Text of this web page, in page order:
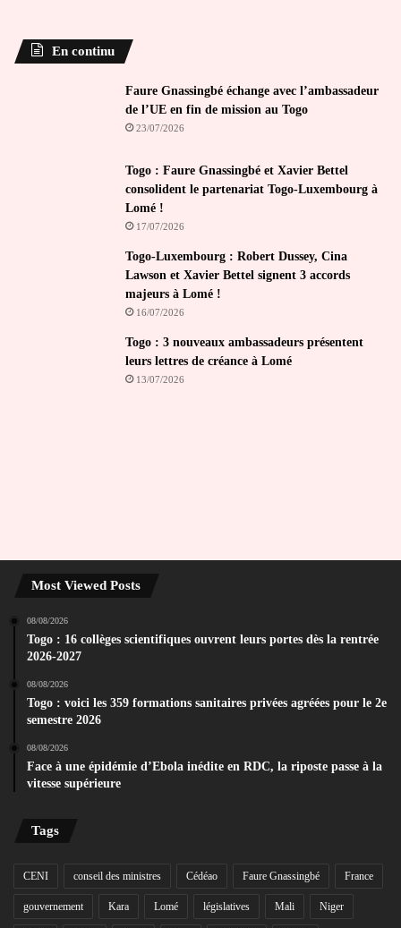
En continu
Faure Gnassingbé échange avec l’ambassadeur
de l’UE en fin de mission au Togo
23/07/2026
Togo : Faure Gnassingbé et Xavier Bettel
consolident le partenariat Togo-Luxembourg à
Lomé !
17/07/2026
Togo-Luxembourg : Robert Dussey, Cina
Lawson et Xavier Bettel signent 3 accords
majeurs à Lomé !
16/07/2026
Togo : 3 nouveaux ambassadeurs présentent
leurs lettres de créance à Lomé
13/07/2026
Most Viewed Posts
08/08/2026
Togo : 16 collèges scientifiques ouvrent leurs portes dès la rentrée
2026-2027
08/08/2026
Togo : voici les 359 formations sanitaires privées agréées pour le 2e
semestre 2026
08/08/2026
Face à une épidémie d’Ebola inédite en RDC, la riposte passe à la
vitesse supérieure
Tags
CENI conseil des ministres Cédéao Faure Gnassingbé France
gouvernement Kara Lomé législatives Mali Niger